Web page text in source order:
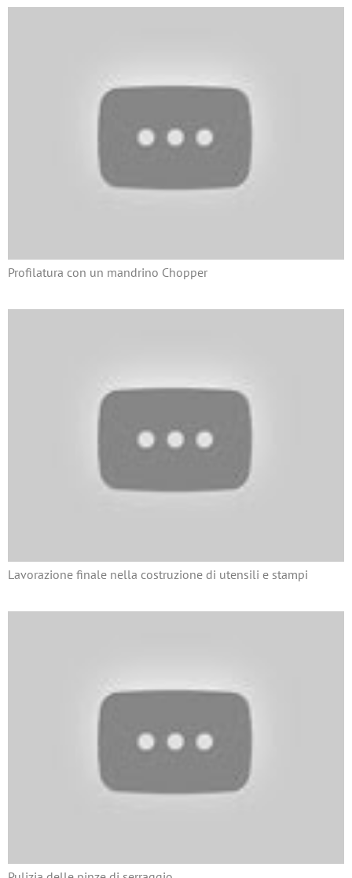
Profilatura con un mandrino Chopper
Lavorazione finale nella costruzione di utensili e stampi